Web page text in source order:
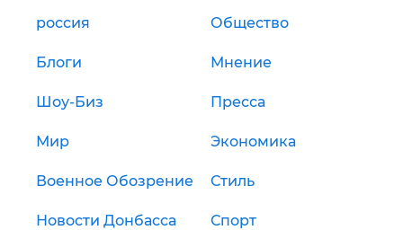
россия Общество
Блоги Мнение
Шоу-Биз Пресса
Мир Экономика
Военное Обозрение Стиль
Новости Донбасса Спорт